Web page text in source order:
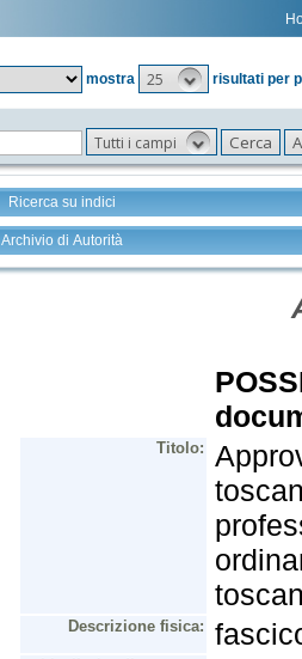
mostra
25 risultati per
Tutti i campi
Ricerca su indici
Archivio di Autorità